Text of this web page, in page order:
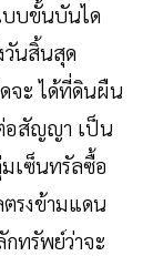
บบขั้นบันได
วันสิ้นสุด
จะ ได้ที่ดินผืน
อสัญญา เป็น
เซ็นทรัลซื้อ
รงข้ามแดน
ทรัพย์ว่าจะ